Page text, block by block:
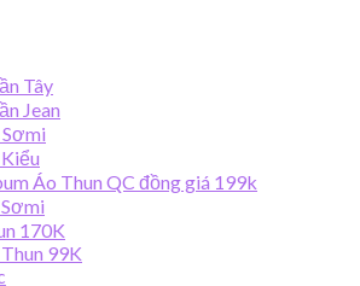
Tây
Jean
Áo Thun QC đồng giá 199k
170K
99K